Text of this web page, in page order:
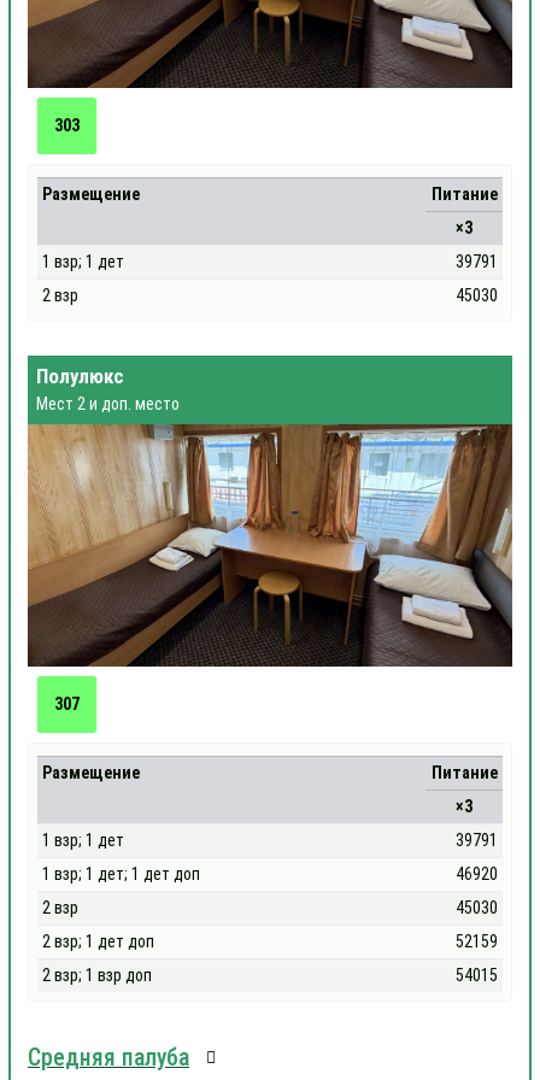
303
Размещение
Питание
×3
1 взр; 1 дет
39791
2 взр
45030
Полулюкс
Мест 2 и доп. место
307
Размещение
Питание
×3
1 взр; 1 дет
39791
1 взр; 1 дет; 1 дет доп
46920
2 взр
45030
2 взр; 1 дет доп
52159
2 взр; 1 взр доп
54015
Средняя палуба